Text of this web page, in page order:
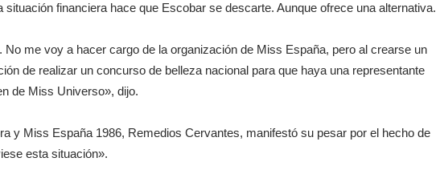
situación financiera hace que Escobar se descarte. Aunque ofrece una alternativa.
No me voy a hacer cargo de la organización de Miss España, pero al crearse un
de realizar un concurso de belleza nacional para que haya una representante
de Miss Universo», dijo.
y Miss España 1986, Remedios Cervantes, manifestó su pesar por el hecho de
esta situación».